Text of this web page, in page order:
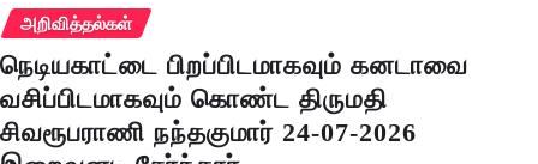
அறிவித்தல்கள்
நெடியகாட்டை பிறப்பிடமாகவும் கனடாவை
வசிப்பிடமாகவும் கொண்ட திருமதி
சிவரூபராணி நந்தகுமார் 24-07-2026